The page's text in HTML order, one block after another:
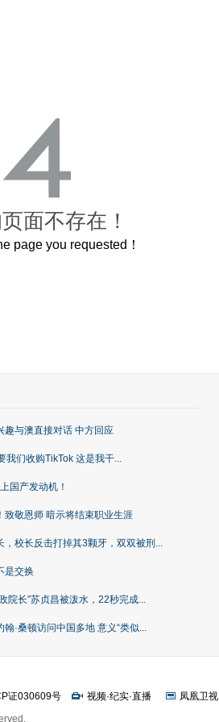
个3.2米的长卷，还原了600岁的紫禁城
面不存在！
page you requested！
趣与澳直接对话 中方回应
我们收购TikTok 这是我干...
国产发动机！
致敬恩师 暗示将结束职业生涯
，校长反击打掉其3颗牙，双双被刑...
是交换
院长”苏贞昌被泼水，22秒完成...
·桑顿访问中国多地 意义“类似...
证030609号 视频·纪实·直播
凤凰卫视